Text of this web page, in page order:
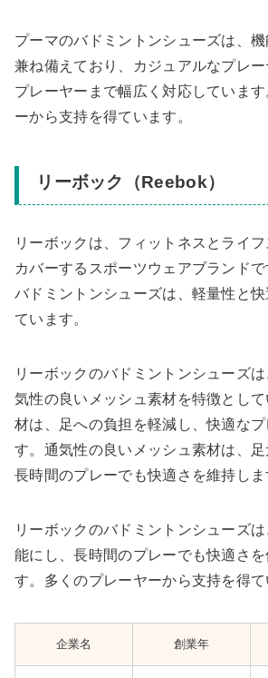
プーマのバドミントンシューズは、
兼ね備えており、カジュアルなプレ
プレーヤーまで幅広く対応していま
ーから支持を得ています。
リーボック（Reebok）
リーボックは、フィットネスとライ
カバーするスポーツウェアブランド
バドミントンシューズは、軽量性と
ています。
リーボックのバドミントンシューズ
気性の良いメッシュ素材を特徴とし
材は、足への負担を軽減し、快適な
す。通気性の良いメッシュ素材は、足
長時間のプレーでも快適さを維持しま
リーボックのバドミントンシューズ
能にし、長時間のプレーでも快適さ
す。多くのプレーヤーから支持を得て
企業名 創業年